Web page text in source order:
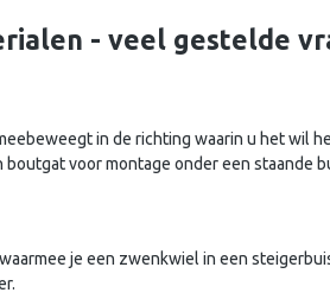
- veel gestelde
in de richting waarin u het wil
voor montage onder een staande
je een zwenkwiel in een